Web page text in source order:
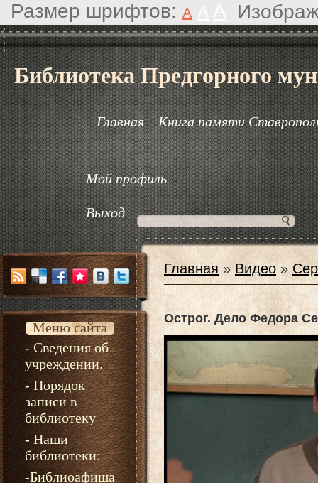
Размер шрифтов: A
Библиотека Предгорного
Главная Книга памяти
Мой профиль
Выход
Меню сайта
- Сведения об
учреждении.
- Порядок
записи в
библиотеку
- Наши
библиотеки:
-Библиоафиша
Главная »Видео »
Острог. Дело Федора